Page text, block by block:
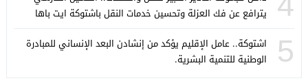
يترافع عن فك العزلة وتحسين خدمات النقل باشتوكة ايت باها
5
اشتوكة.. عامل الإقليم يؤكد من إنشادن البعد الإنساني للمبادرة
الوطنية للتنمية البشرية.